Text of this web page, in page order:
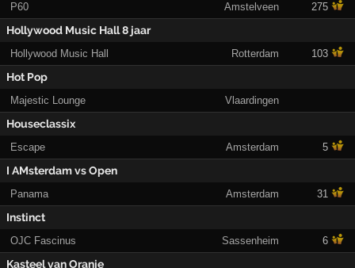
P60 Amstelveen 275
Hollywood Music Hall 8 jaar
Hollywood Music Hall Rotterdam 103
Hot Pop
Majestic Lounge Vlaardingen
Houseclassix
Escape Amsterdam 5
I AMsterdam vs Open
Panama Amsterdam 31
Instinct
OJC Fascinus Sassenheim 6
Kasteel van Oranje